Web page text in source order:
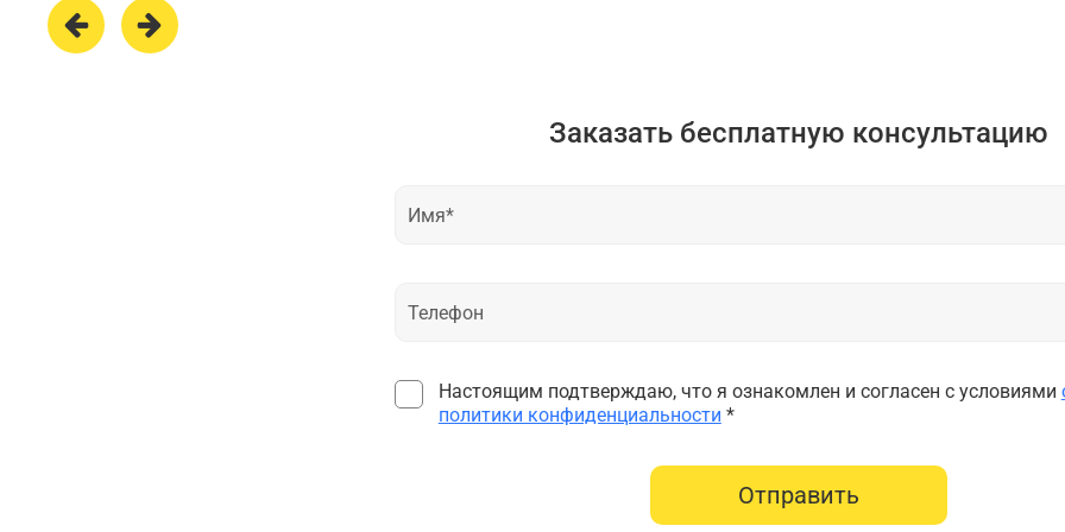
Заказать бесплатную консультацию
Настоящим подтверждаю, что я ознакомлен и согласен с условиями
политики конфиденциальности *
Отправить